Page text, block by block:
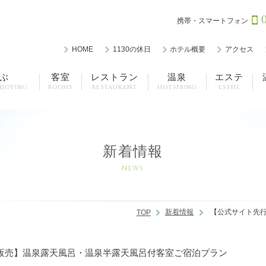
携帯・スマートフォン
HOME 1130の休日 ホテル概要 アクセス
客室
ROOMS
レストラン
RESTAURANT
温泉
HOTSPRING
エステ
ESTHE
新着情報
NEWS
TOP 新着情報 【公式サイト先
売】温泉露天風呂・温泉半露天風呂付客室ご宿泊プラン